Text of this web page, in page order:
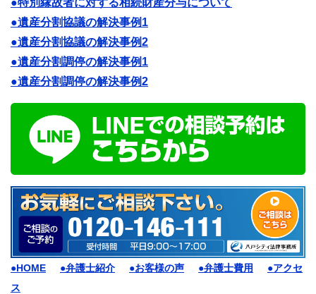
●特別縁故者に対する相続財産分与について
●遺産分割協議の解決事例1
●遺産分割協議の解決事例2
●遺産分割調停の解決事例1
●遺産分割調停の解決事例2
●HOME ●弁護士紹介 ●お客様の声 ●弁護士費用
●アクセ
ス